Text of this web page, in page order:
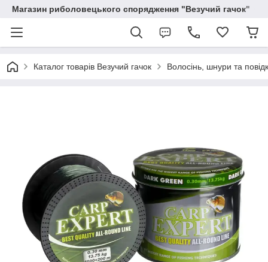
Магазин риболовецького спорядження "Везучий гачок"
Каталог товарів Везучий гачок Волосінь, шнури та